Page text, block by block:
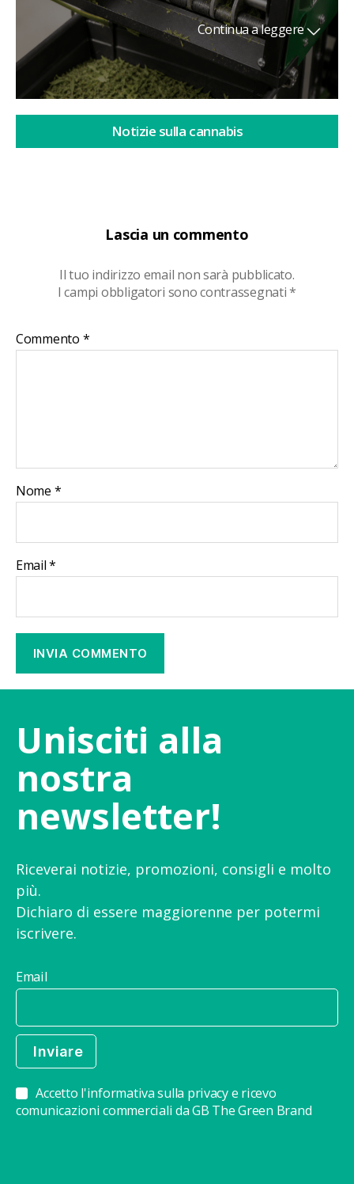
Lascia un commento
Il tuo indirizzo email non sarà pubblicato.
I campi obbligatori sono contrassegnati*
Commento *
Nome *
Email*
Continua a leggere
Notizie sulla cannabis
Unisciti alla
nostra
newsletter!
Riceverai notizie, promozioni, consigli e molto
più.
Dichiaro di essere maggiorenne per potermi
iscrivere.
Email
Accetto l'informativa sulla privacy e ricevo
comunicazioni commerciali da GB The Green Brand